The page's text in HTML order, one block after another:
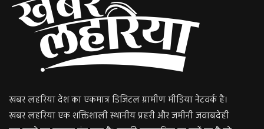
खबर लहरिया देश का एकमात्र डिजिटल ग्रामीण मीडिया नेटवर्क है।
खबर लहरिया एक शक्तिशाली स्थानीय प्रहरी और जमीनी जवाबदेही